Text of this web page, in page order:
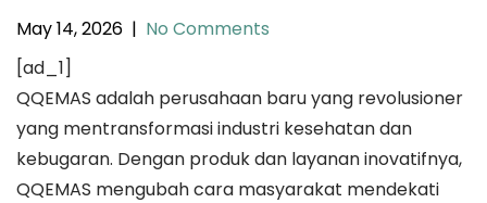
May 14, 2026 | No Comments
[ad_1]
QQEMAS adalah perusahaan baru yang revolusioner
yang mentransformasi industri kesehatan dan
kebugaran. Dengan produk dan layanan inovatifnya,
QQEMAS mengubah cara masyarakat mendekati